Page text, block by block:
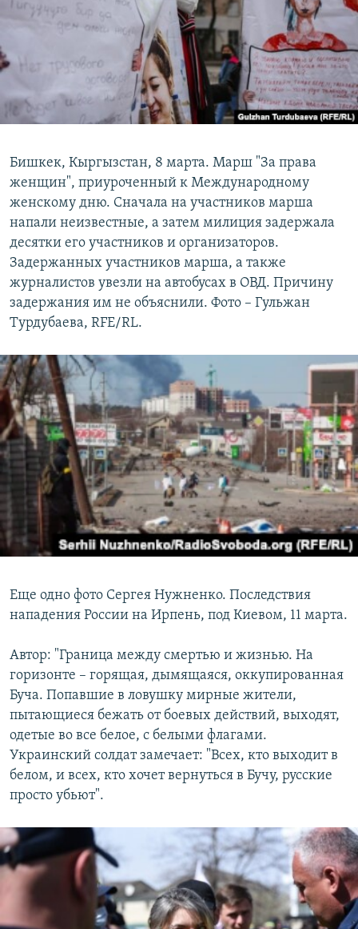
Бишкек, Кыргызстан, 8 марта. Марш "За права
женщин", приуроченный к Международному
женскому дню. Сначала на участников марша
напали неизвестные, а затем милиция задержала
десятки его участников и организаторов.
Задержанных участников марша, а также
журналистов увезли на автобусах в ОВД. Причину
задержания им не объяснили. Фото – Гульжан
Турдубаева, RFE/RL.
Еще одно фото Сергея Нужненко. Последствия
нападения России на Ирпень, под Киевом, 11 марта.
Автор: "Граница между смертью и жизнью. На
горизонте – горящая, дымящаяся, оккупированная
Буча. Попавшие в ловушку мирные жители,
пытающиеся бежать от боевых действий, выходят,
одетые во все белое, с белыми флагами.
Украинский солдат замечает: "Всех, кто выходит в
белом, и всех, кто хочет вернуться в Бучу, русские
просто убьют".